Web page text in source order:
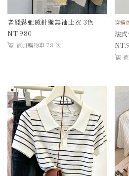
老錢鬆弛感針織無袖上衣 3色
980
被加購物車 78 次
穿過
法